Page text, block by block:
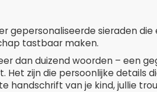
gepersonaliseerde sieraden
tastbaar maken.
dan duizend woorden – een
zijn die persoonlijke details
handschrift van je kind, jullie